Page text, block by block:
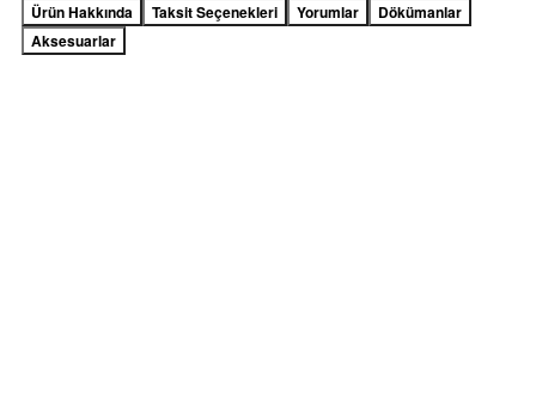
Ürün Hakkında Taksit Seçenekleri Yorumlar
Dökümanlar
Aksesuarlar